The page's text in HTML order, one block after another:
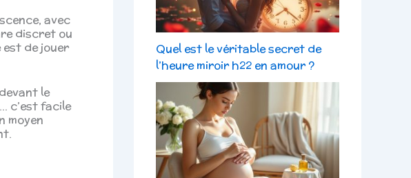
avec
discret ou
est de jouer
le
c’est facile
moyen
Quel est le véritable secret de
l’heure miroir h22 en amour ?